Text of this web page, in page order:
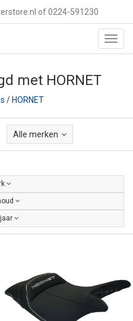
of 0224-591230
met HORNET
/HORNET
Alle merken